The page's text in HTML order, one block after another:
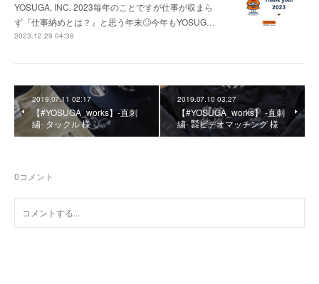
YOSUGA, INC. 2023毎年のことですが仕事が収まら
ず『仕事納めとは？』と思う年末🙄今年もYOSUG…
2023.12.29 04:38
2019.07.11 02:17
【#YOSUGA_works】-直刺
繍- タックル 様
2019.07.10 03:27
【#YOSUGA_works】 -直刺
繍- ㍿ビデオマッチング 様
0コメント